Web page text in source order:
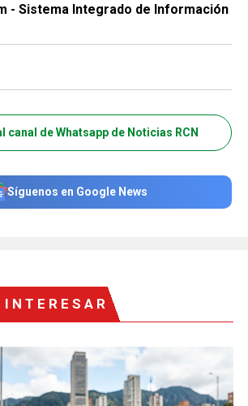
- Sistema Integrado de Información
canal de Whatsapp de Noticias RCN
Síguenos en Google News